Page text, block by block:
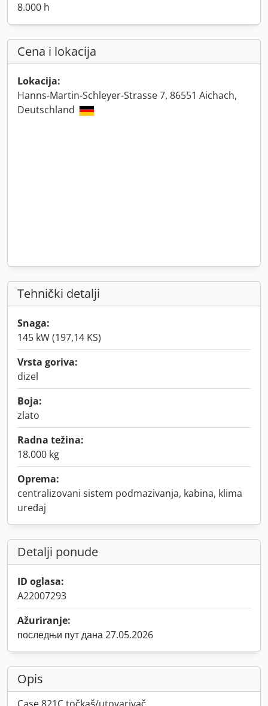
8.000 h
Cena i lokacija
Lokacija:
Hanns-Martin-Schleyer-Strasse 7, 86551 Aichach,
Deutschland
Tehnički detalji
Snaga:
145 kW (197,14 KS)
Vrsta goriva:
dizel
Boja:
zlato
Radna težina:
18.000 kg
Oprema:
centralizovani sistem podmazivanja, kabina, klima
uređaj
Detalji ponude
ID oglasa:
A22007293
Ažuriranje:
последњи пут дана 27.05.2026
Opis